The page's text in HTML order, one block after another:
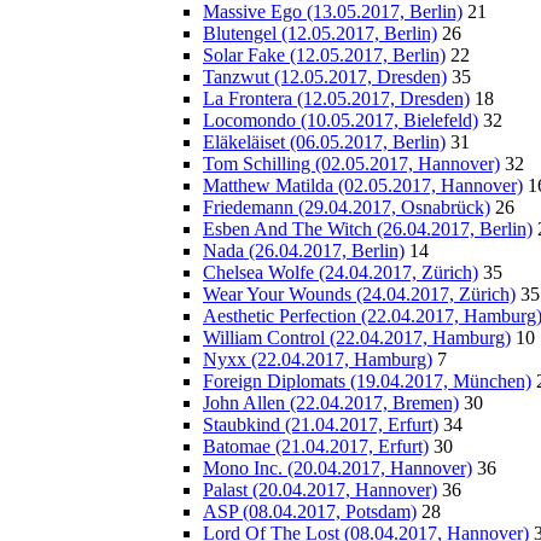
Massive Ego (13.05.2017, Berlin) 21
Blutengel (12.05.2017, Berlin) 26
Solar Fake (12.05.2017, Berlin) 22
Tanzwut (12.05.2017, Dresden) 35
La Frontera (12.05.2017, Dresden) 18
Locomondo (10.05.2017, Bielefeld) 32
Eläkeläiset (06.05.2017, Berlin) 31
Tom Schilling (02.05.2017, Hannover) 32
Matthew Matilda (02.05.2017, Hannover)
Friedemann (29.04.2017, Osnabrück) 26
Esben And The Witch (26.04.2017, Berlin)
Nada (26.04.2017, Berlin) 14
Chelsea Wolfe (24.04.2017, Zürich) 35
Wear Your Wounds (24.04.2017, Zürich) 35
Aesthetic Perfection (22.04.2017, Hamburg)
William Control (22.04.2017, Hamburg) 10
Nyxx (22.04.2017, Hamburg) 7
Foreign Diplomats (19.04.2017, München)
John Allen (22.04.2017, Bremen) 30
Staubkind (21.04.2017, Erfurt) 34
Batomae (21.04.2017, Erfurt) 30
Mono Inc. (20.04.2017, Hannover) 36
Palast (20.04.2017, Hannover) 36
ASP (08.04.2017, Potsdam) 28
Lord Of The Lost (08.04.2017, Hannover)